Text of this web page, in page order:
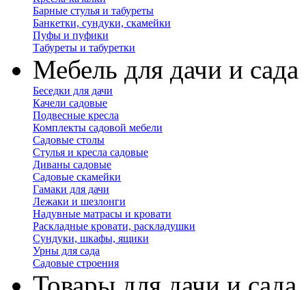
Барные стулья и табуреты
Банкетки, сундуки, скамейки
Пуфы и пуфики
Табуреты и табуретки
Мебель для дачи и сада
Беседки для дачи
Качели садовые
Подвесные кресла
Комплекты садовой мебели
Садовые столы
Стулья и кресла садовые
Диваны садовые
Садовые скамейки
Гамаки для дачи
Лежаки и шезлонги
Надувные матрасы и кровати
Раскладные кровати, раскладушки
Сундуки, шкафы, ящики
Урны для сада
Садовые строения